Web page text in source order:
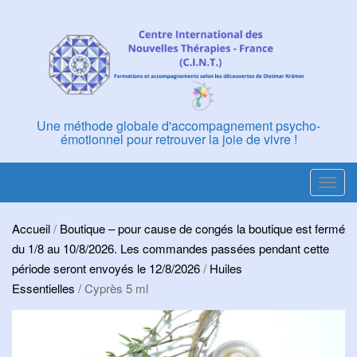
Une méthode globale d'accompagnement psycho-
émotionnel pour retrouver la joie de vivre !
T
o
g
g
n
Accueil/ Boutique – pour cause de congés la boutique est fermé
du 1/8 au 10/8/2026. Les commandes passées pendant cette
période seront envoyés le 12/8/2026/ Huiles
Essentielles / Cyprès 5 ml